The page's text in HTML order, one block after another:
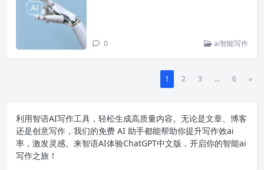
0 ai智能写作
1 2 3 ... 6 »
利用智语AI写作工具，轻松生成高质量内容。无论是文章、博客
还是创意写作，我们的免费 AI 助手都能帮助你提升写作效ai
率，激发灵感。来智语AI体验ChatGPT中文版 ，开启你的智能ai
写作之旅！